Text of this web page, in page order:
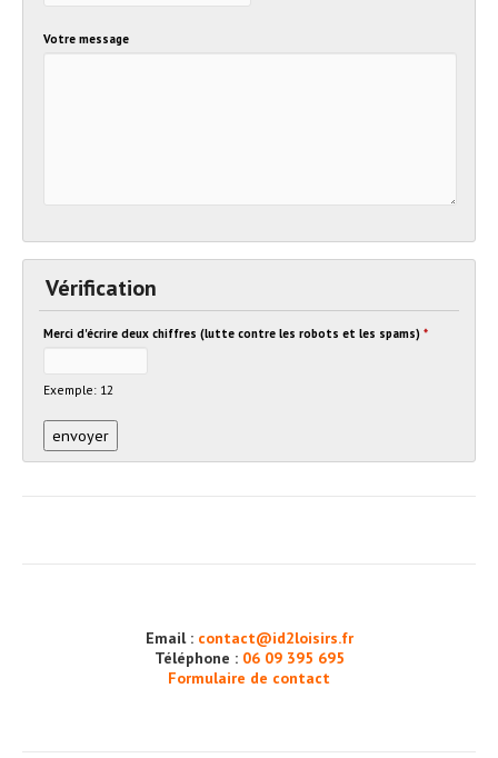
Votre message
Vérification
Merci d'écrire deux chiffres (lutte contre les robots et les spams) *
Exemple: 12
Email : contact@id2loisirs.fr
Téléphone : 06 09 395 695
Formulaire de contact